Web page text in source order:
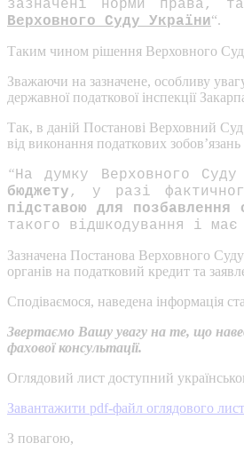
зазначені норми права,
Верховного Суду України“.
Таким чином рішення Верховного
Зважаючи на зазначене, особливу
державної податкової інспекції
Так, в даній Постанові Верховний
від виконання податкових
“На думку Верховного
бюджету, у разі
підставою для позбавлення
такого відшкодування і
Зазначена Постанова Верховного
органів на податковий кредит та
Сподіваємося, наведена інформація
Звертаємо Вашу увагу на те, що
фахової консультації.
Оглядовий лист доступний
Завантажити pdf-файл оглядового
З повагою,